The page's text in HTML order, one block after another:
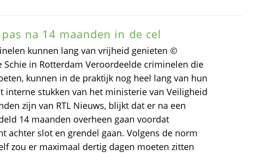
na 14 maanden in de cel
kunnen lang van vrijheid genieten ©
Schie in Rotterdam Veroordeelde criminelen die
kunnen in de praktijk nog heel lang van hun
interne stukken van het ministerie van Veiligheid
zijn van RTL Nieuws, blijkt dat er na een
14 maanden overheen gaan voordat
achter slot en grendel gaan. Volgens de norm
zou er maximaal dertig dagen moeten zitten